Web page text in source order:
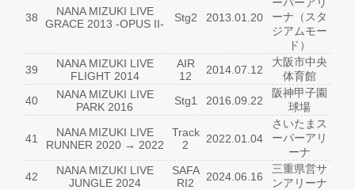
38
NANA MIZUKI LIVE
GRACE 2013 -OPUS II-
Stg2 2013.01.20
ーナ（スタ
ジアムモー
ド）
39
NANA MIZUKI LIVE
FLIGHT 2014
AIR
12
2014.07.12
大阪市中央
体育館
40
NANA MIZUKI LIVE
PARK 2016
Stg1 2016.09.22
阪神甲子園
球場
41
NANA MIZUKI LIVE
RUNNER 2020 → 2022
Track
2
2022.01.04
さいたまス
ーパーアリ
ーナ
42
NANA MIZUKI LIVE
JUNGLE 2024
SAFA
RI2
2024.06.16
三重県営サ
ンアリーナ